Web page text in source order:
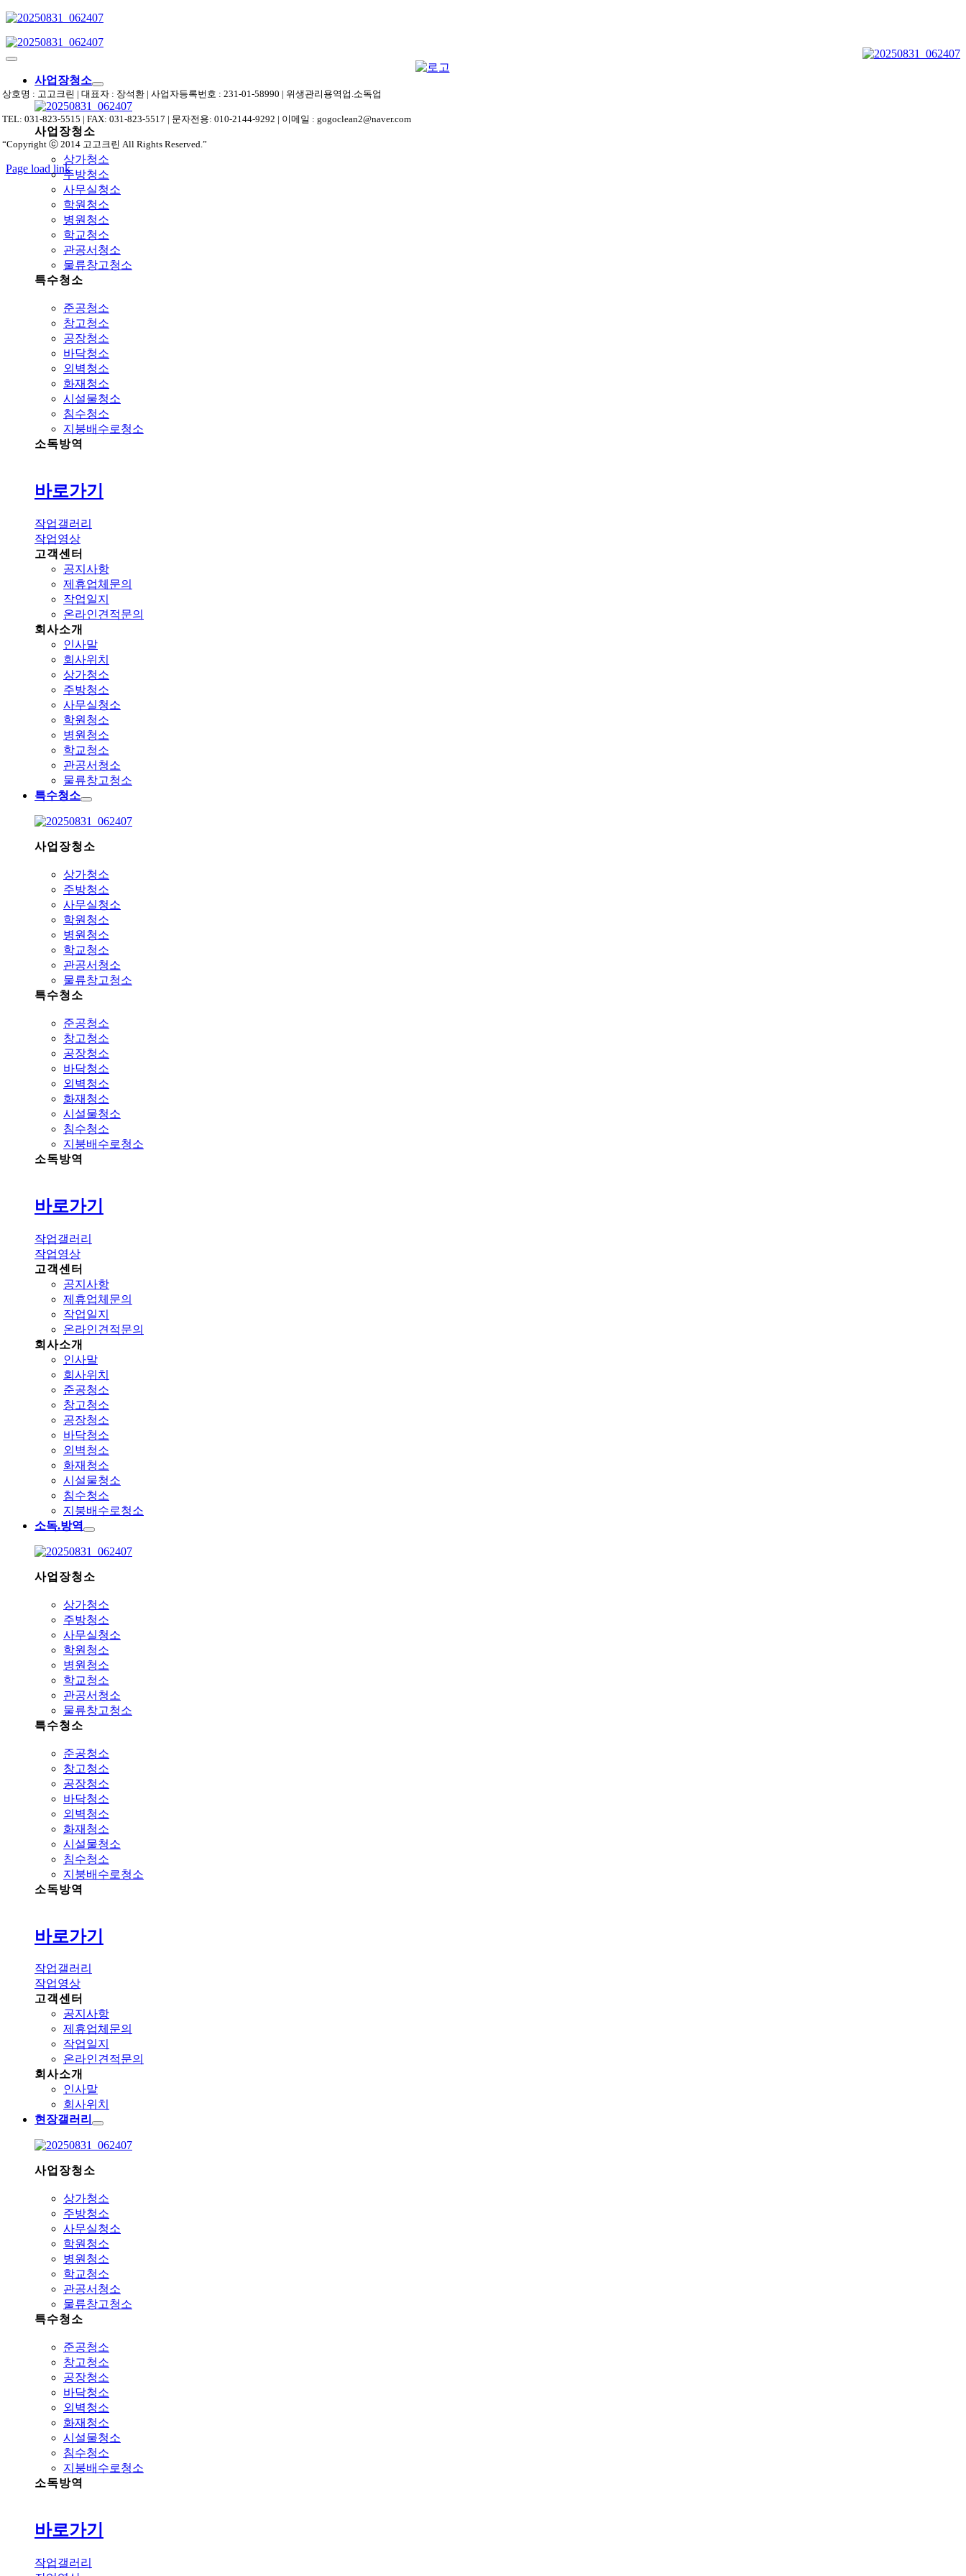
Skip
content
Toggle
Navigation사업장청소
사업장청소
상가청소
주방청소
사무실청소
학원청소
병원청소
학교청소
관공서청소
물류창고청소
특수청소
준공청소
창고청소
공장청소
바닥청소
외벽청소
화재청소
시설물청소
침수청소
지붕배수로청소
소독방역
바로가기
작업갤러리
작업영상
고객센터
공지사항
제휴업체문의
작업일지
온라인견적문의
회사소개
인사말
회사위치
상가청소
주방청소
사무실청소
학원청소
병원청소
학교청소
관공서청소
물류창고청소
특수청소
사업장청소
상가청소
주방청소
사무실청소
학원청소
병원청소
학교청소
관공서청소
물류창고청소
특수청소
준공청소
창고청소
공장청소
바닥청소
외벽청소
화재청소
시설물청소
침수청소
지붕배수로청소
소독방역
바로가기
작업갤러리
작업영상
고객센터
공지사항
제휴업체문의
작업일지
온라인견적문의
회사소개
인사말
회사위치
준공청소
창고청소
공장청소
바닥청소
외벽청소
화재청소
시설물청소
침수청소
지붕배수로청소
소독.방역
사업장청소
상가청소
주방청소
사무실청소
학원청소
병원청소
학교청소
관공서청소
물류창고청소
특수청소
준공청소
창고청소
공장청소
바닥청소
외벽청소
화재청소
시설물청소
침수청소
지붕배수로청소
소독방역
바로가기
작업갤러리
작업영상
고객센터
공지사항
제휴업체문의
작업일지
온라인견적문의
회사소개
인사말
회사위치
현장갤러리
사업장청소
상가청소
주방청소
사무실청소
학원청소
병원청소
학교청소
관공서청소
물류창고청소
특수청소
준공청소
창고청소
공장청소
바닥청소
외벽청소
화재청소
시설물청소
침수청소
지붕배수로청소
소독방역
바로가기
작업갤러리
상호명 : 고고크린 | 대표자 : 장석환 | 사업자등록번호 : 231-01-58990 | 위생관리용역업.소독업
TEL: 031-823-5515 | FAX: 031-823-5517 | 문자전용: 010-2144-9292 | 이메일 : gogoclean2@naver.com
“Copyright ⓒ 2014 고고크린 All Rights Reserved.”
Page load link